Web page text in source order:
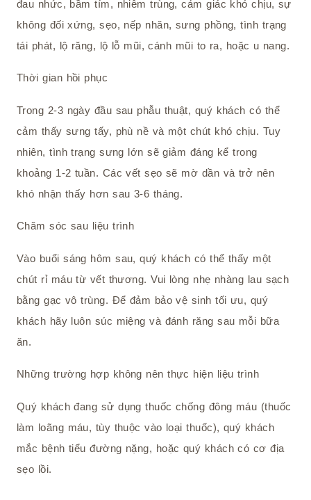
đau nhức, bầm tím, nhiễm trùng, cảm giác khó chịu, sự
không đối xứng, sẹo, nếp nhăn, sưng phồng, tình trạng
tái phát, lộ răng, lộ lỗ mũi, cánh mũi to ra, hoặc u nang.
Thời gian hồi phục
Trong 2-3 ngày đầu sau phẫu thuật, quý khách có thể
cảm thấy sưng tấy, phù nề và một chút khó chịu. Tuy
nhiên, tình trạng sưng lớn sẽ giảm đáng kể trong
khoảng 1-2 tuần. Các vết sẹo sẽ mờ dần và trở nên
khó nhận thấy hơn sau 3-6 tháng.
Chăm sóc sau liệu trình
Vào buổi sáng hôm sau, quý khách có thể thấy một
chút rỉ máu từ vết thương. Vui lòng nhẹ nhàng lau sạch
bằng gạc vô trùng. Để đảm bảo vệ sinh tối ưu, quý
khách hãy luôn súc miệng và đánh răng sau mỗi bữa
ăn.
Những trường hợp không nên thực hiện liệu trình
Quý khách đang sử dụng thuốc chống đông máu (thuốc
làm loãng máu, tùy thuộc vào loại thuốc), quý khách
mắc bệnh tiểu đường nặng, hoặc quý khách có cơ địa
sẹo lồi.